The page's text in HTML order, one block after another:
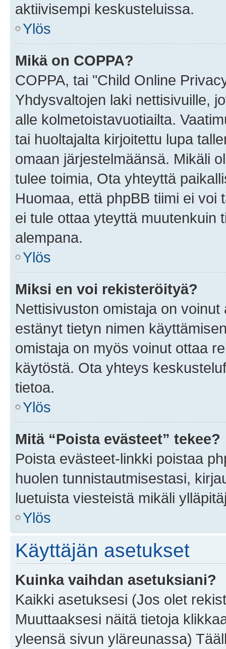
aktiivisempi keskusteluissa.
Ylös
Mikä on COPPA?
COPPA, tai "Child Online
Yhdysvaltojen laki nettisivuille,
alle kolmetoistavuotiailta.
tai huoltajalta kirjoitettu lupa
omaan järjestelmäänsä. Mikäli
tulee toimia, Ota yhteyttä
Huomaa, että phpBB tiimi ei
ei tule ottaa yteyttä muutenkuin
alempana.
Ylös
Miksi en voi rekisteröityä?
Nettisivuston omistaja on
estänyt tietyn nimen
omistaja on myös voinut ottaa
käytöstä. Ota yhteys
tietoa.
Ylös
Mitä “Poista evästeet” tekee?
Poista evästeet-linkki poistaa
huolen tunnistautmisestasi,
luetuista viesteistä mikäli
Ylös
Käyttäjän asetukset
Kuinka vaihdan asetuksiani?
Kaikki asetuksesi (Jos olet
Muuttaaksesi näitä tietoja
yleensä sivun yläreunassa)